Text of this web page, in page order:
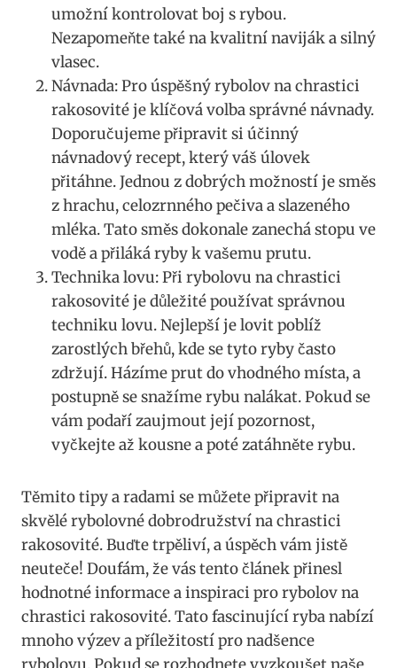
umožní⁢ kontrolovat boj ​s rybou.
Nezapomeňte také na kvalitní naviják a‍ silný
vlasec.
Návnada: Pro úspěšný rybolov na chrastici
rakosovité ​je ⁢klíčová volba správné návnady.⁣
Doporučujeme připravit‍ si​ účinný
návnadový recept, který váš​ úlovek
přitáhne.‍ Jednou z dobrých možností je směs
z​ hrachu, celozrnného pečiva a slazeného
mléka. Tato směs dokonale zanechá stopu ve‍
vodě a přiláká ryby ⁢k vašemu prutu.
Technika lovu: Při‍ rybolovu na chrastici
rakosovité je důležité⁤ používat ‌správnou
techniku lovu. Nejlepší je lovit‌ poblíž
zarostlých břehů, kde se tyto ryby často⁤
zdržují. Házíme prut do vhodného místa, a⁣
postupně se snažíme rybu nalákat. Pokud se
vám podaří zaujmout její ⁣pozornost,
vyčkejte až ⁣kousne a poté zatáhněte rybu.
Těmito tipy a radami se můžete připravit na
skvělé rybolovné dobrodružství na ⁢chrastici
rakosovité. Buďte trpěliví, a úspěch vám jistě
neuteče! Doufám, že vás tento článek přinesl
hodnotné informace⁣ a inspiraci pro rybolov⁢ na
chrastici rakosovité. Tato fascinující⁤ ryba nabízí
mnoho výzev a příležitostí ⁣pro nadšence